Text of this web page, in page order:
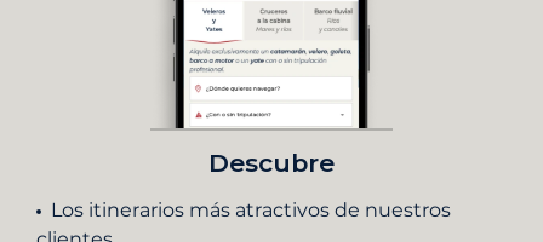
Descubre
Los itinerarios más atractivos de nuestros